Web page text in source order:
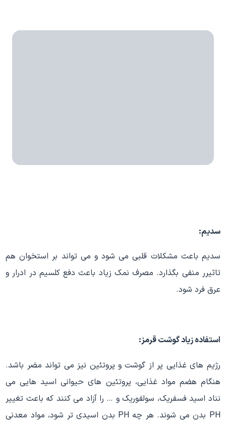
سدیم:
سدیم باعث مشکلات قلبی می شود و می تواند بر استخوان هم
تاثیرر منفی بگذارد. مصرف نمک زیاد باعث دفع کلسیم در ادرار و
عرق فرد شود.
استفاده زیاد گوشت قرمز:
رژیم های غذایی پر از گوشت و پروتئین نیز می تواند مضر باشد.
هنگام هضم مواد غذایی، پروتئین های حیوانی اسید هایی می
نناد اسید فسفریک، سولفوریک و … را آزاد می کنند که باعث تغییر
PH بدن می شوند. هر چه PH بدن اسیدی تر شود، مواد معدنی